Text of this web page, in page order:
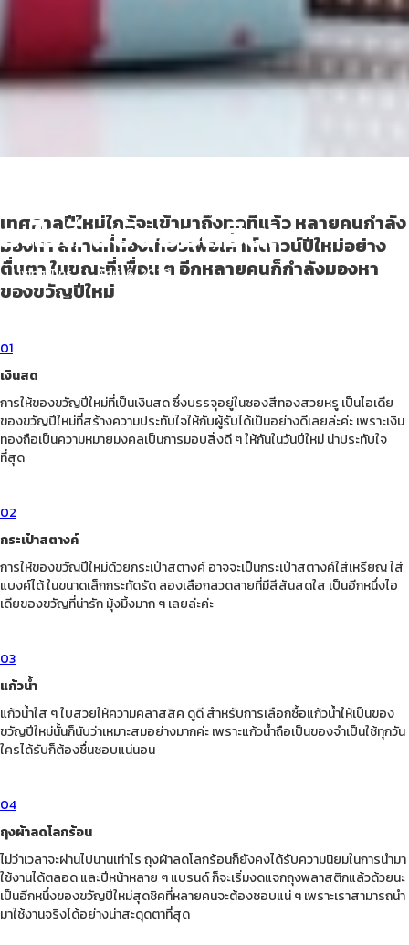
อะไรดี ฉบับยอดฮิต!
Living Tips April 6, 2022
เทศกาลปีใหม่ใกล้จะเข้ามาถึงทุกทีแล้ว หลายคนกำลัง
มองหา สถานที่ท่องเที่ยวเพื่อเคาท์ดาวน์ปีใหม่อย่าง
ตื่นตา ในขณะที่เพื่อน ๆ อีกหลายคนก็กำลังมองหา
ของขวัญปีใหม่
01
เงินสด
การให้ของขวัญปีใหม่ที่เป็นเงินสด ซึ่งบรรจุอยู่ในซองสีทองสวยหรู เป็นไอเดีย
ของขวัญปีใหม่ที่สร้างความประทับใจให้กับผู้รับได้เป็นอย่างดีเลยล่ะค่ะ เพราะเงิน
ทองถือเป็นความหมายมงคลเป็นการมอบสิ่งดี ๆ ให้กันในวันปีใหม่ น่าประทับใจ
ที่สุด
02
กระเป๋าสตางค์
การให้ของขวัญปีใหม่ด้วยกระเป๋าสตางค์ อาจจะเป็นกระเป๋าสตางค์ใส่เหรียญ ใส่
แบงค์ได้ ในขนาดเล็กกระทัดรัด ลองเลือกลวดลายที่มีสีสันสดใส เป็นอีกหนึ่งไอ
เดียของขวัญที่น่ารัก มุ้งมิ้งมาก ๆ เลยล่ะค่ะ
03
แก้วน้ำ
แก้วน้ำใส ๆ ใบสวยให้ความคลาสสิค ดูดี สำหรับการเลือกซื้อแก้วน้ำให้เป็นของ
ขวัญปีใหม่นั้นก็นับว่าเหมาะสมอย่างมากค่ะ เพราะแก้วน้ำถือเป็นของจำเป็นใช้ทุกวัน
ใครได้รับก็ต้องชื่นชอบแน่นอน
04
ถุงผ้าลดโลกร้อน
ไม่ว่าเวลาจะผ่านไปนานเท่าไร ถุงผ้าลดโลกร้อนก็ยังคงได้รับความนิยมในการนำมา
ใช้งานได้ตลอด และปีหน้าหลาย ๆ แบรนด์ ก็จะเริ่มงดแจกถุงพลาสติกแล้วด้วยนะ
เป็นอีกหนึ่งของขวัญปีใหม่สุดชิคที่หลายคนจะต้องชอบแน่ ๆ เพราะเราสามารถนำ
มาใช้งานจริงได้อย่างน่าสะดุดตาที่สุด